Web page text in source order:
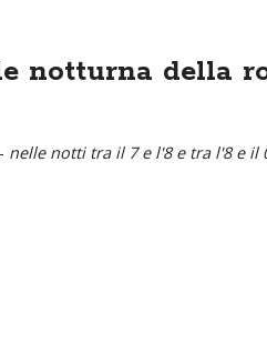
notturna della
nelle notti tra il 7 e l'8 e tra l'8 e il